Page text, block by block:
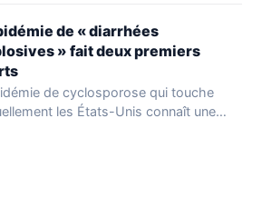
de « diarrhées
» fait deux premiers
de cyclosporose qui touche
les États-Unis connaît une